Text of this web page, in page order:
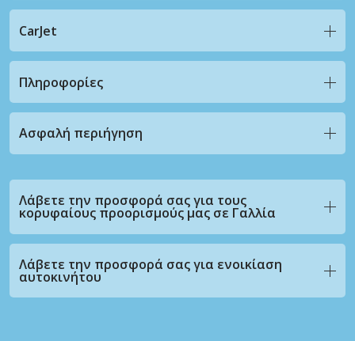
CarJet
Πληροφορίες
Ασφαλή περιήγηση
Λάβετε την προσφορά σας για τους
κορυφαίους προορισμούς μας σε Γαλλία
Λάβετε την προσφορά σας για ενοικίαση
αυτοκινήτου